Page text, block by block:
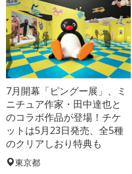
7月開幕「ピングー展」、ミ
ニチュア作家・田中達也と
のコラボ作品が登場！チケ
ットは5月23日発売、全5種
のクリアしおり特典も
東京都